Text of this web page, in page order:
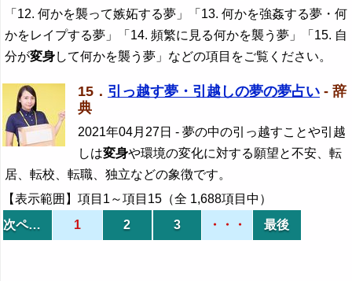
「12. 何かを襲って嫉妬する夢」「13. 何かを強姦する夢・何
かをレイプする夢」「14. 頻繁に見る何かを襲う夢」「15. 自
分が変身して何かを襲う夢」などの項目をご覧ください。
15． 引っ越す夢・引越しの夢の夢占い - 辞
典
2021年04月27日 - 夢の中の引っ越すことや引越
しは変身や環境の変化に対する願望と不安、転
居、転校、転職、独立などの象徴です。
【表示範囲】項目1～項目15（全 1,688項目中）
次ページ
1 2 3 ・・・ 最後